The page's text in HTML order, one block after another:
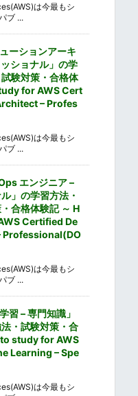
は今最もシ
ブ ...
ーションアーキ
ショナル」の学
験対策・合格体
for AWS Cert
– Profes
は今最もシ
ブ ...
エンジニア –
」の学習方法・
合格体験記 ～ H
Certified De
Professional(DO
は今最もシ
ブ ...
習 – 専門知識」
・試験対策・合
study for AWS
Learning – Spe
は今最もシ